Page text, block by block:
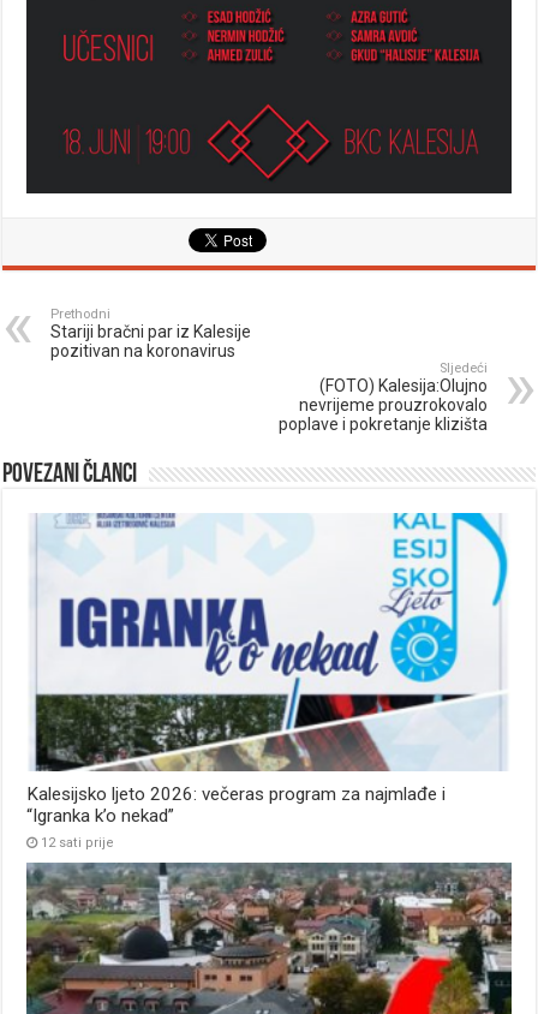
Prethodni
Stariji bračni par iz Kalesije
pozitivan na koronavirus
Sljedeći
(FOTO) Kalesija:Olujno
nevrijeme prouzrokovalo
poplave i pokretanje klizišta
Povezani članci
Kalesijsko ljeto 2026: večeras program za najmlađe i
“Igranka k’o nekad”
12 sati prije